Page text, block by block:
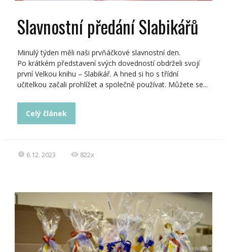
Slavnostní předání Slabikářů
Minulý týden měli naši prvňáčkové slavnostní den.
Po krátkém představení svých dovedností obdrželi svojí
první Velkou knihu – Slabikář. A hned si ho s třídní
učitelkou začali prohlížet a společně používat. Můžete se...
Celý článek
6.12. 2023 822x